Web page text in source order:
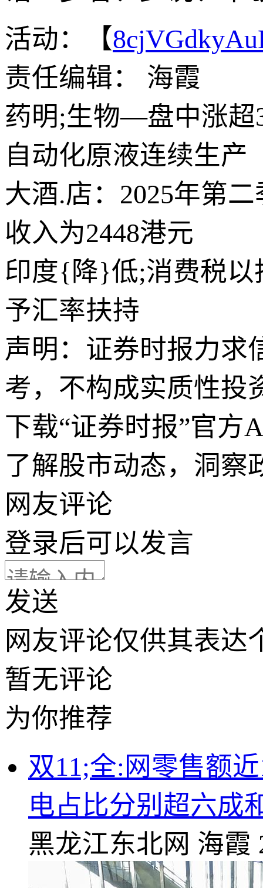
活动：【
责任编辑： 海霞
药明;生物—盘中涨超
自动化原液连续生产
大酒.店：2025年第
收入为2448港元
印度{降}低;消费税以
予汇率扶持
声明：证券时报力求
考，不构成实质性投
下载“证券时报”官方
了解股市动态，洞察
网友评论
登录后可以发言
发送
网友评论仅供其表达
暂无评论
为你推荐
双11;全:网零售额
电占比分别超六成
黑龙江东北网 海霞